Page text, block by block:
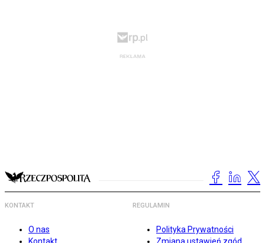
KONTAKT
O nas
REGULAMIN
Polityka Prywatności